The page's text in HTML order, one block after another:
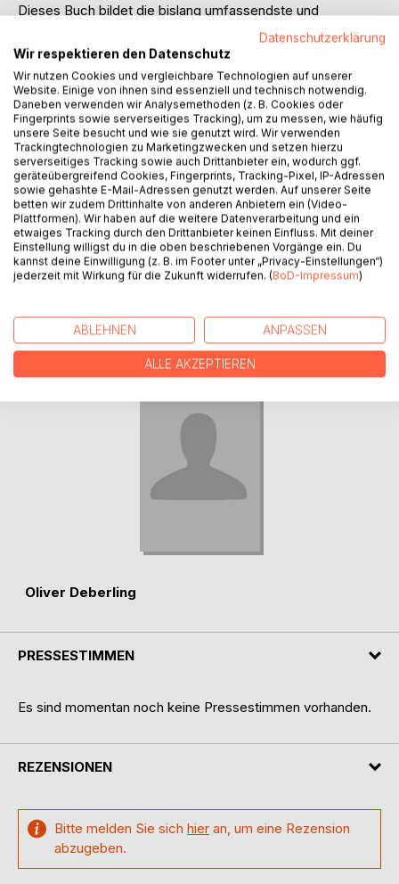
Dieses Buch bildet die bislang umfassendste und
detaillierteste Hitler-Jugendbiographie, eine Biographie, die
die weniger beleuchteten Abschnitte in Hitlers Lebensweg
bis zu seinem Eintritt in die Parteipolitik nachzeichnet und
im Hinblick auf die Entwicklung seiner politischen
Überzeugen untersucht.
Welche familiären Wurzeln hatte Hitler?
Wie wurde er durch das Elternhaus, die Schule und sein
soziales Umfeld geprägt?
Wann und warum wurde Hitler zum Antisemiten?
Einen Schwerpunkt dieser Hitler-Jugendbiographie bilden
Hitlers Wiener Jahre, sein Aufenthalt in einem
Obdachlosenasyl und vor allem jene prägende
Lebensphase, die er in einem Wiener Männerheim
verbrachte.
AUTOR/IN
Oliver Deberling
PRESSESTIMMEN
Es sind momentan noch keine Pressestimmen vorhanden.
REZENSIONEN
Bitte melden Sie sich hier an, um eine Rezension
abzugeben.
Datenschutzerklärung
Wir respektieren den Datenschutz
Wir nutzen Cookies und vergleichbare Technologien auf unserer
Website. Einige von ihnen sind essenziell und technisch notwendig.
Daneben verwenden wir Analysemethoden (z. B. Cookies oder
Fingerprints sowie serverseitiges Tracking), um zu messen, wie häufig
unsere Seite besucht und wie sie genutzt wird. Wir verwenden
Trackingtechnologien zu Marketingzwecken und setzen hierzu
serverseitiges Tracking sowie auch Drittanbieter ein, wodurch ggf.
geräteübergreifend Cookies, Fingerprints, Tracking-Pixel, IP-Adressen
sowie gehashte E-Mail-Adressen genutzt werden. Auf unserer Seite
betten wir zudem Drittinhalte von anderen Anbietern ein (Video-
Plattformen). Wir haben auf die weitere Datenverarbeitung und ein
etwaiges Tracking durch den Drittanbieter keinen Einfluss. Mit deiner
Einstellung willigst du in die oben beschriebenen Vorgänge ein. Du
kannst deine Einwilligung (z. B. im Footer unter „Privacy-Einstellungen“)
jederzeit mit Wirkung für die Zukunft widerrufen. (BoD-Impressum)
ABLEHNEN ANPASSEN
ALLE AKZEPTIEREN